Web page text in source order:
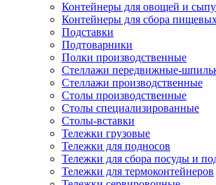
Контейнеры для овощей и
Контейнеры для сбора
Подставки
Подтоварники
Полки производственные
Стеллажи передвижные-
Стеллажи производственные
Столы производственные
Столы специализированные
Столы-вставки
Тележки грузовые
Тележки для подносов
Тележки для сбора посуды и
Тележки для термоконтейнеров